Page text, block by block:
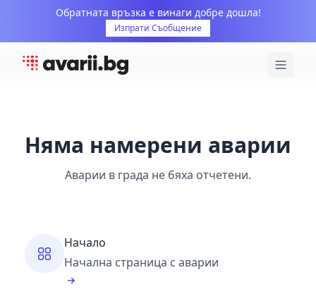
Обратната връзка е винаги добре дошла!
Изпрати Съобщение
Няма намерени аварии
Аварии в града не бяха отчетени.
Начало
Начална страница с аварии